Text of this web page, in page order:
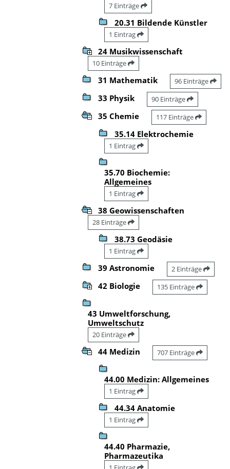
7 Einträge
20.31 Bildende Künstler
1 Eintrag
24 Musikwissenschaft
10 Einträge
31 Mathematik 96 Einträge
33 Physik 90 Einträge
35 Chemie 117 Einträge
35.14 Elektrochemie
1 Eintrag
35.70 Biochemie:
Allgemeines
1 Eintrag
38 Geowissenschaften
28 Einträge
38.73 Geodäsie
1 Eintrag
39 Astronomie 2 Einträge
42 Biologie 135 Einträge
43 Umweltforschung,
Umweltschutz
20 Einträge
44 Medizin 707 Einträge
44.00 Medizin: Allgemeines
1 Eintrag
44.34 Anatomie
1 Eintrag
44.40 Pharmazie,
Pharmazeutika